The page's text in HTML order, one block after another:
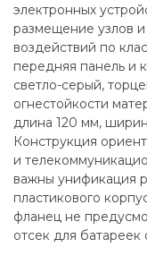
электронных
размещение узлов
воздействий по
передняя панель и
светло-серый,
огнестойкости
длина 120 мм,
Конструкция
и
важны унификация
пластикового
фланец не
отсек для батареек